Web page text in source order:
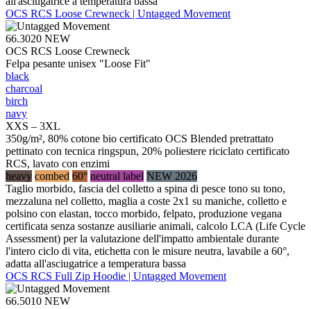
OCS RCS Loose Crewneck | Untagged Movement
66.3020 NEW
OCS RCS Loose Crewneck
Felpa pesante unisex "Loose Fit"
black
charcoal
birch
navy
XXS – 3XL
350g/m², 80% cotone bio certificato OCS Blended pretrattato
pettinato con tecnica ringspun, 20% poliestere riciclato certificato
RCS, lavato con enzimi
heavy combed 60° neutral label NEW 2026
Taglio morbido, fascia del colletto a spina di pesce tono su tono,
mezzaluna nel colletto, maglia a coste 2x1 su maniche, colletto e
polsino con elastan, tocco morbido, felpato, produzione vegana
certificata senza sostanze ausiliarie animali, calcolo LCA (Life Cycle
Assessment) per la valutazione dell'impatto ambientale durante
l'intero ciclo di vita, etichetta con le misure neutra, lavabile a 60°,
adatta all'asciugatrice a temperatura bassa
OCS RCS Full Zip Hoodie | Untagged Movement
66.5010 NEW